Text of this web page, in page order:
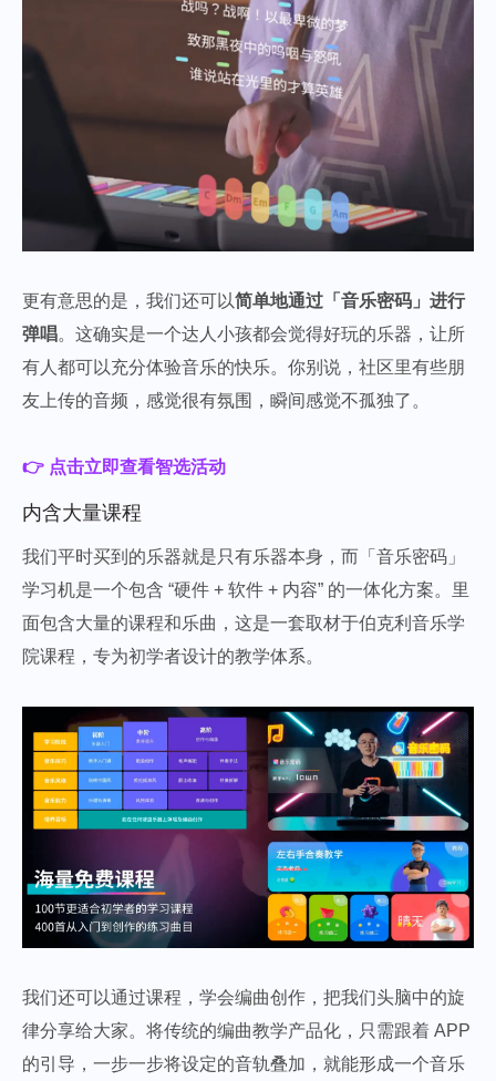
更有意思的是，我们还可以简单地通过「音乐密码」进行
弹唱。这确实是一个达人小孩都会觉得好玩的乐器，让所
有人都可以充分体验音乐的快乐。你别说，社区里有些朋
友上传的音频，感觉很有氛围，瞬间感觉不孤独了。
👉 点击立即查看智选活动
内含大量课程
我们平时买到的乐器就是只有乐器本身，而「音乐密码」
学习机是一个包含 “硬件 + 软件 + 内容” 的一体化方案。里
面包含大量的课程和乐曲，这是一套取材于伯克利音乐学
院课程，专为初学者设计的教学体系。
我们还可以通过课程，学会编曲创作，把我们头脑中的旋
律分享给大家。将传统的编曲教学产品化，只需跟着 APP
的引导，一步一步将设定的音轨叠加，就能形成一个音乐